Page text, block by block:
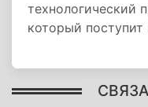
технологический
который поступит